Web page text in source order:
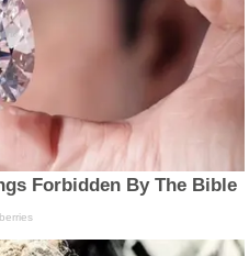
Forbidden By The Bible